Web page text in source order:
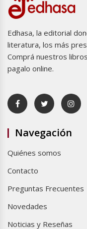
Edhasa, la editorial
literatura, los más
Comprá nuestros
pagalo online.
Navegación
Quiénes somos
Contacto
Preguntas Frecuentes
Novedades
Noticias y Reseñas